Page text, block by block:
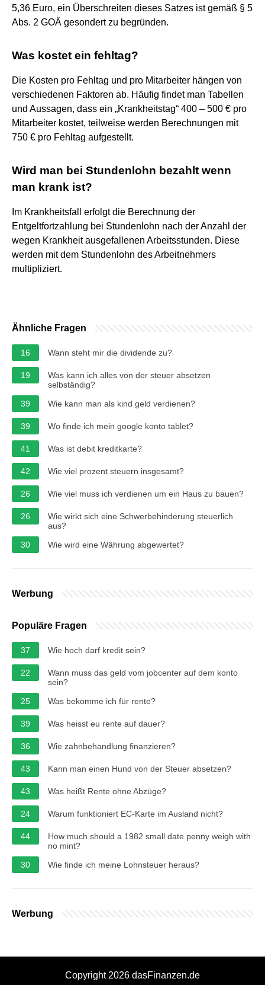
5,36 Euro, ein Überschreiten dieses Satzes ist gemäß § 5
Abs. 2 GOÄ gesondert zu begründen.
Was kostet ein fehltag?
Die Kosten pro Fehltag und pro Mitarbeiter hängen von
verschiedenen Faktoren ab. Häufig findet man Tabellen
und Aussagen, dass ein „Krankheitstag“ 400 – 500 € pro
Mitarbeiter kostet, teilweise werden Berechnungen mit
750 € pro Fehltag aufgestellt.
Wird man bei Stundenlohn bezahlt wenn
man krank ist?
Im Krankheitsfall erfolgt die Berechnung der
Entgeltfortzahlung bei Stundenlohn nach der Anzahl der
wegen Krankheit ausgefallenen Arbeitsstunden. Diese
werden mit dem Stundenlohn des Arbeitnehmers
multipliziert.
Ähnliche Fragen
16 Wann steht mir die dividende zu?
19
Was kann ich alles von der steuer absetzen
selbständig?
39
Wie kann man als kind geld verdienen?
39 Wo finde ich mein google konto tablet?
41 Was ist debit kreditkarte?
42 Wie viel prozent steuern insgesamt?
26 Wie viel muss ich verdienen um ein Haus zu bauen?
26
Wie wirkt sich eine Schwerbehinderung steuerlich
aus?
30
Wie wird eine Währung abgewertet?
Werbung
Populäre Fragen
37 Wie hoch darf kredit sein?
22
Wann muss das geld vom jobcenter auf dem konto
sein?
25
Was bekomme ich für rente?
39 Was heisst eu rente auf dauer?
36 Wie zahnbehandlung finanzieren?
43 Kann man einen Hund von der Steuer absetzen?
43 Was heißt Rente ohne Abzüge?
24 Warum funktioniert EC-Karte im Ausland nicht?
44
How much should a 1982 small date penny weigh with
no mint?
30
Wie finde ich meine Lohnsteuer heraus?
Werbung
Copyright 2026 dasFinanzen.de